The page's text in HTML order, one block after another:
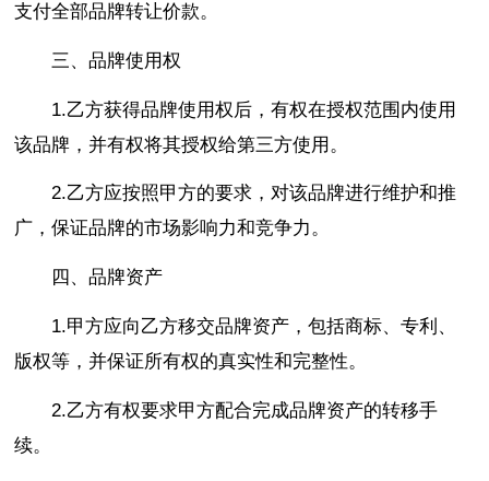
支付全部品牌转让价款。
三、品牌使用权
1.乙方获得品牌使用权后，有权在授权范围内使用
该品牌，并有权将其授权给第三方使用。
2.乙方应按照甲方的要求，对该品牌进行维护和推
广，保证品牌的市场影响力和竞争力。
四、品牌资产
1.甲方应向乙方移交品牌资产，包括商标、专利、
版权等，并保证所有权的真实性和完整性。
2.乙方有权要求甲方配合完成品牌资产的转移手
续。